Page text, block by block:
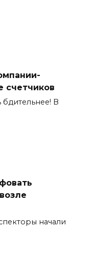
счетчиков
В
начали